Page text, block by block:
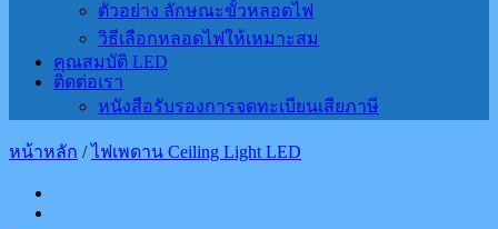
ตัวอย่าง ลักษณะขั้วหลอดไฟ
วิธีเลือกหลอดไฟให้เหมาะสม
คุณสมบัติ LED
ติดต่อเรา
หนังสือรับรองการจดทะเบียนเสียภาษี
หน้าหลัก / ไฟเพดาน Ceiling Light LED